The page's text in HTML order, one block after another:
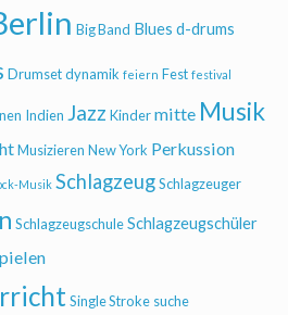
Big Band Blues d-drums
Drumset dynamik feiern Fest festival
Indien Jazz Kinder mitte Musik
Musizieren New York Perkussion
Musik Schlagzeug Schlagzeuger
Schlagzeugschule Schlagzeugschüler
Single Stroke suche